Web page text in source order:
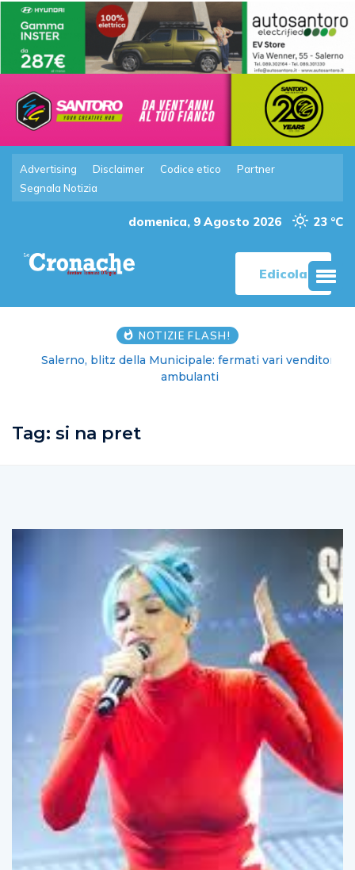
Advertising Disclaimer Codice etico
Partner
Segnala Notizia
domenica, 9 Agosto 2026 23 °C
Edicola
NOTIZIE FLASH!
Salerno, blitz della Municipale: fermati vari venditori
ambulanti
Tag: si na pret